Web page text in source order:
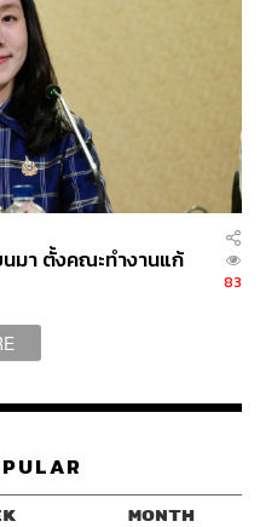
นมา ตั้งคณะทำงานแก้
83
MONTH